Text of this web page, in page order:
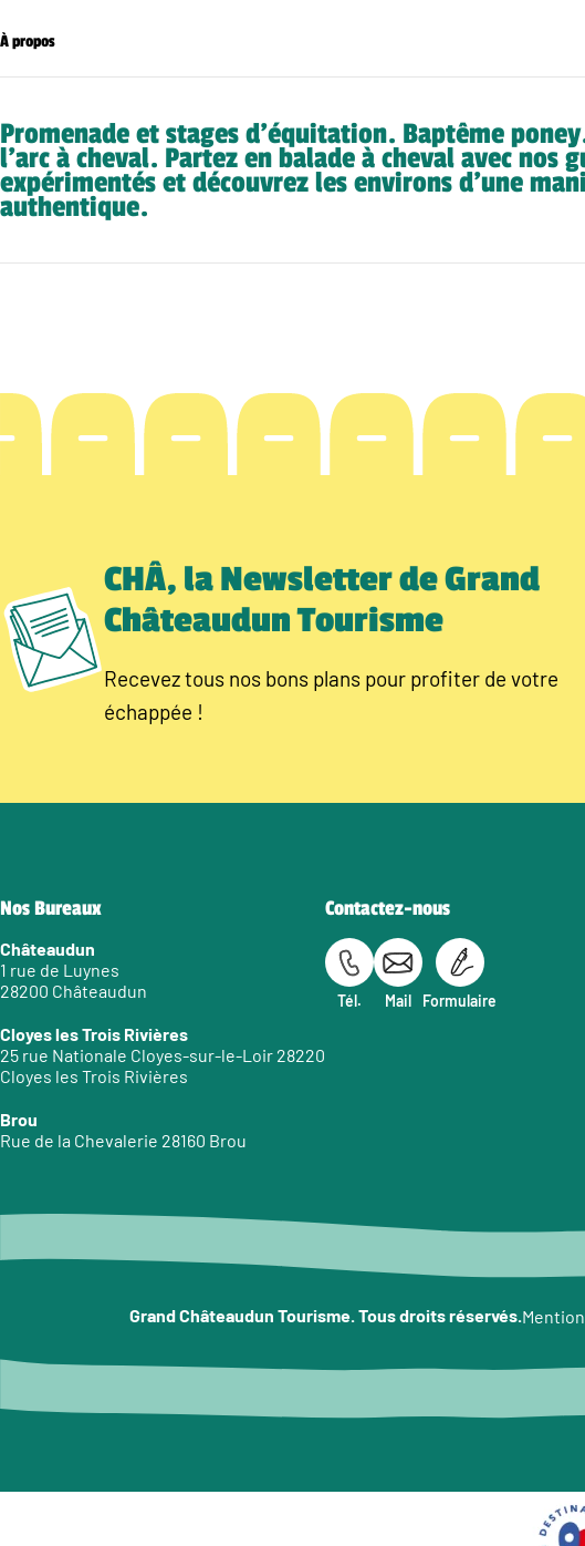
À propos
Promenade et stages d’équitation. Baptême
l’arc à cheval. Partez en balade à cheval avec nos
expérimentés et découvrez les environs d’une
authentique.
CHÂ, la Newsletter de Grand
Châteaudun Tourisme
Recevez tous nos bons plans pour profiter de votre
échappée !
Nos Bureaux
Châteaudun
1 rue de Luynes
28200 Châteaudun
Cloyes les Trois Rivières
25 rue Nationale Cloyes-sur-le-Loir 28220
Cloyes les Trois Rivières
Brou
Rue de la Chevalerie 28160 Brou
Contactez-nous
Tél. Mail Formulaire
Grand Châteaudun Tourisme. Tous droits réservés.